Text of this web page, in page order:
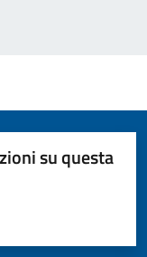
su questa